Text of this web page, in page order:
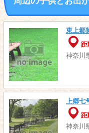
東上郷
神奈川
上郷七
神奈川